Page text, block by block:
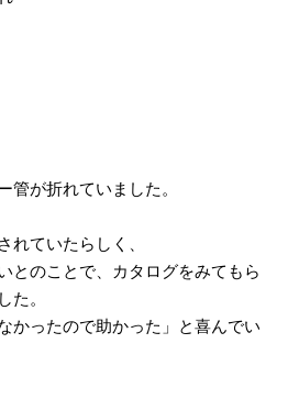
管が折れていました。
れていたらしく、
とのことで、カタログをみてもら
た。
かったので助かった」と喜んでい